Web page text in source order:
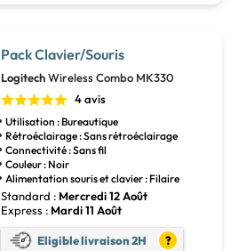
Pack Clavier/Souris
LogitechWireless Combo MK330
4 avis
Utilisation : Bureautique
Rétroéclairage : Sans rétroéclairage
Connectivité : Sans fil
Couleur : Noir
Alimentation souris et clavier : Filaire
Standard : Mercredi 12 Août
Express : Mardi 11 Août
Eligible livraison 2H ?